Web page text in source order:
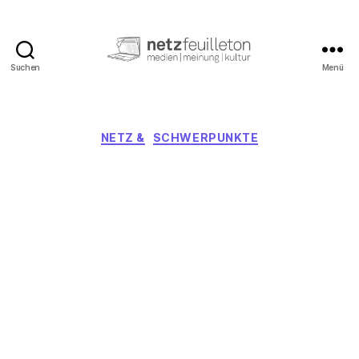
Suchen Menü
Kategorien
NETZ & SCHWERPUNKTE